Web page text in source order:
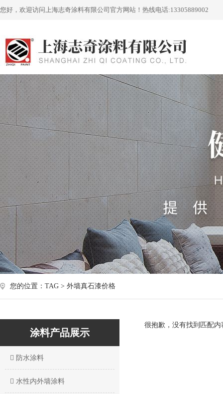
您好，欢迎访问上海志奇涂料有限公司官方网站！ 热线电话:13305889002
您的位置：TAG > 外墙真石漆价格
涂料产品展示
防水涂料
水性内外墙涂料
很抱歉，没有找到匹配内